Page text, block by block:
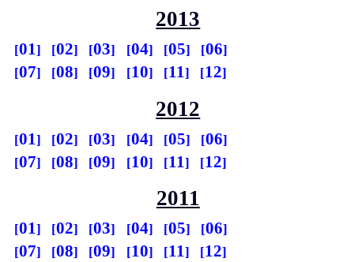
2013
01 02 03 04 05
06
07
08 09 10 11 12
2012
01 02 03 04 05
06
07
08 09 10 11 12
2011
01 02 03 04 05
06
07
08 09 10 11 12